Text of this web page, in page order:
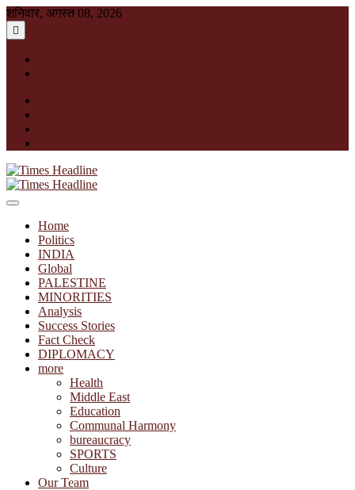
Skip
to
content
शनिवार, अगस्त 08, 2026
Times Headline
Home
Politics
INDIA
Global
PALESTINE
MINORITIES
Analysis
Success Stories
Fact Check
DIPLOMACY
more
Health
Middle East
Education
Communal Harmony
bureaucracy
SPORTS
Culture
Our Team